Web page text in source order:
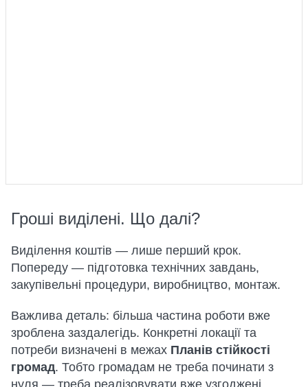
Гроші виділені. Що далі?
Виділення коштів — лише перший крок.
Попереду — підготовка технічних завдань,
закупівельні процедури, виробництво, монтаж.
Важлива деталь: більша частина роботи вже
зроблена заздалегідь. Конкретні локації та
потреби визначені в межах Планів стійкості
громад. Тобто громадам не треба починати з